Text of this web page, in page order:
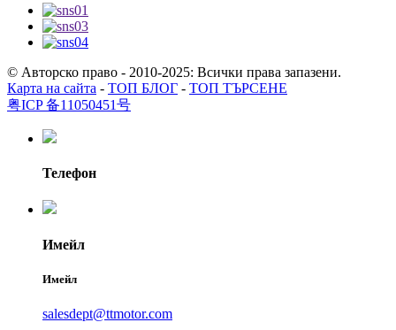
© Авторско право - 2010-2025: Всички права запазени.
Карта на сайта - ТОП БЛОГ - ТОП ТЪРСЕНЕ
粤ICP 备11050451号
Телефон
Имейл
Имейл
salesdept@ttmotor.com